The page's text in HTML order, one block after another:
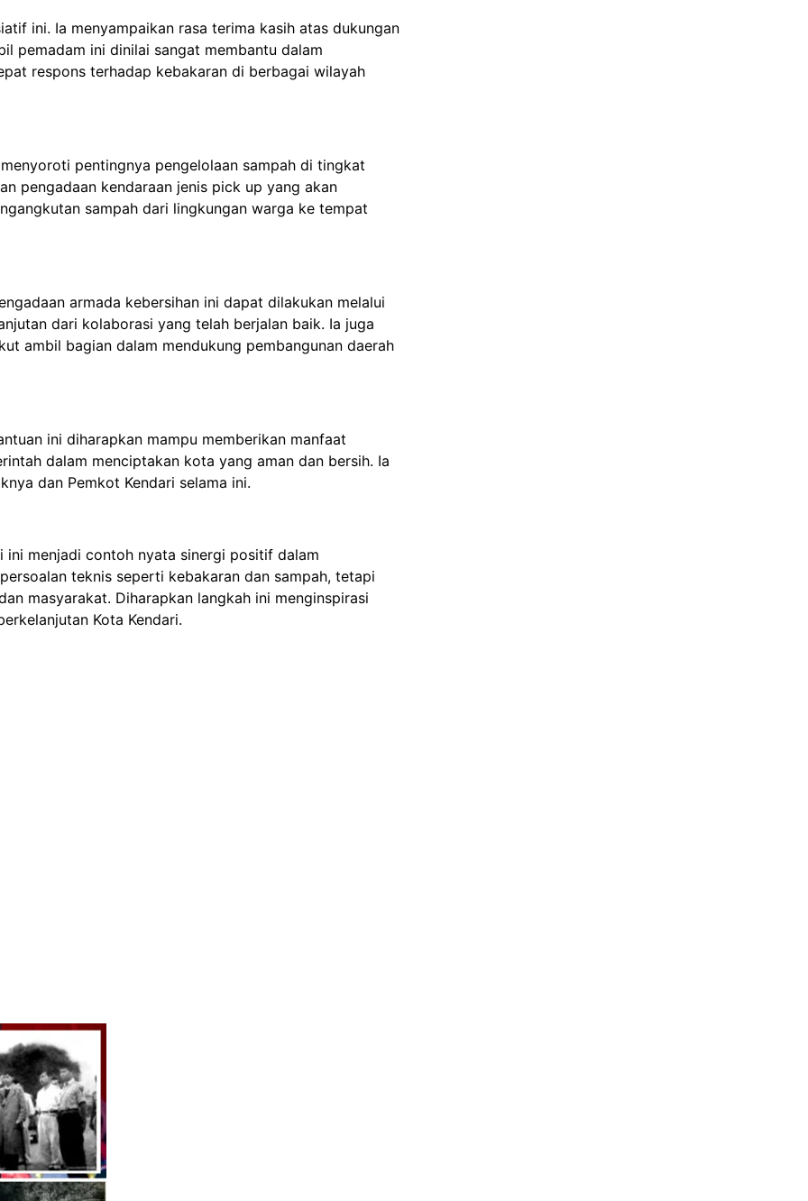
ini. Ia menyampaikan rasa terima kasih atas dukungan
pemadam ini dinilai sangat membantu dalam
respons terhadap kebakaran di berbagai wilayah
pentingnya pengelolaan sampah di tingkat
pengadaan kendaraan jenis pick up yang akan
sampah dari lingkungan warga ke tempat
armada kebersihan ini dapat dilakukan melalui
dari kolaborasi yang telah berjalan baik. Ia juga
ambil bagian dalam mendukung pembangunan daerah
ini diharapkan mampu memberikan manfaat
dalam menciptakan kota yang aman dan bersih. Ia
dan Pemkot Kendari selama ini.
menjadi contoh nyata sinergi positif dalam
teknis seperti kebakaran dan sampah, tetapi
masyarakat. Diharapkan langkah ini menginspirasi
Kota Kendari.